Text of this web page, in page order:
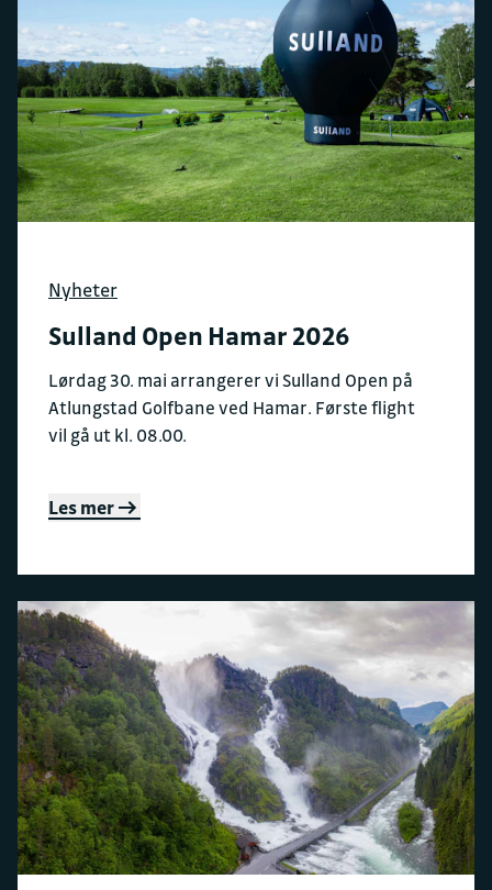
Nyheter
Sulland Open Hamar 2026
Lørdag 30. mai arrangerer vi Sulland Open på
Atlungstad Golfbane ved Hamar. Første flight
vil gå ut kl. 08.00.
Les mer